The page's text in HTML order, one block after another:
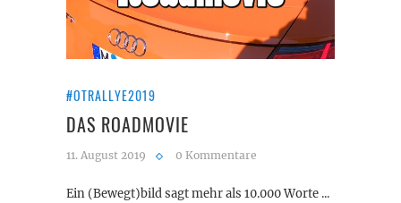
#OTRALLYE2019
DAS ROADMOVIE
11. August 2019 0 Kommentare
Ein (Bewegt)bild sagt mehr als 10.000 Worte ...